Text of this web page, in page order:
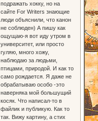
подражать хокку, но на
сайте For Writers знающие
люди объяснили, что канон
не соблюден) А пишу как
ощущаю-я вот иду утром в
университет, или просто
гуляю, много хожу,
наблюдаю за людьми,
птицами, природой. И как то
само рождается. Я даже не
обрабатываю особо -это
наверняка мой большущий
косяк. Что написал-то в
файлик и публикую. Как то
так. Вижу картину, а стих